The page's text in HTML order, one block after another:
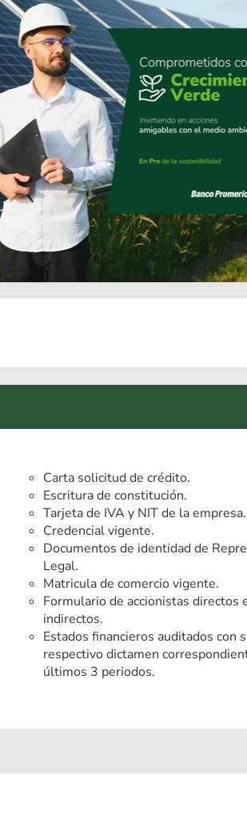
Carta solicitud de crédito.
Escritura de constitución.
Tarjeta de IVA y NIT de la empresa.
Credencial vigente.
Documentos de identidad de
Legal.
Matricula de comercio vigente.
Formulario de accionistas directos
indirectos.
Estados financieros auditados con
respectivo dictamen
últimos 3 periodos.